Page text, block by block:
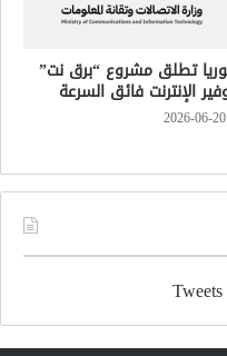
تطلق مشروع “برق نت”
الإنترنت فائق السرعة
2026-06-20